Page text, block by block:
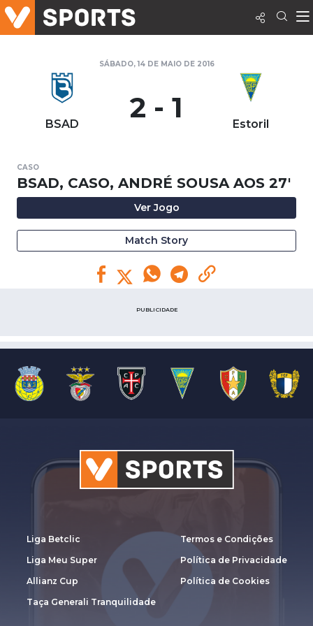
SÁBADO, 14 DE MAIO DE 2016
BSAD 2 - 1 Estoril
CASO
BSAD, CASO, ANDRÉ SOUSA AOS 27'
Ver Jogo
Match Story
PUBLICIDADE
Liga Betclic
Liga Meu Super
Allianz Cup
Taça Generali Tranquilidade
Termos e Condições
Política de Privacidade
Política de Cookies